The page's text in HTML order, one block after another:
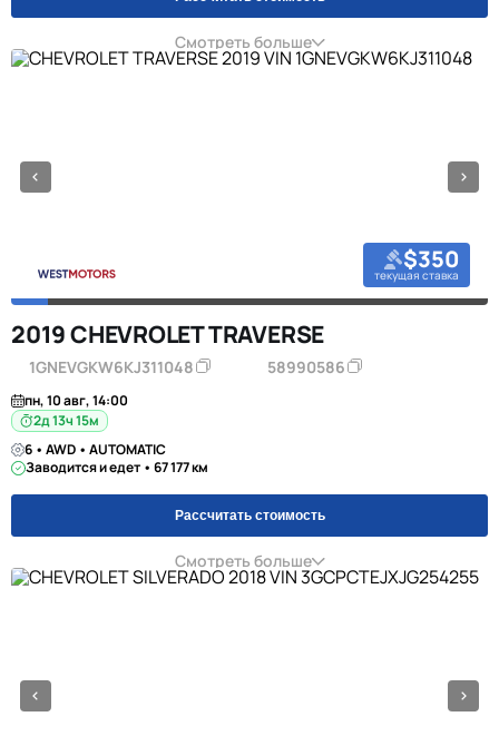
Смотреть больше
$350
текущая ставка
2019 CHEVROLET TRAVERSE
1GNEVGKW6KJ311048 58990586
пн, 10 авг, 14:00
2д 13ч 15м
6 • AWD • AUTOMATIC
Заводится и едет • 67 177 км
Рассчитать стоимость
Смотреть больше